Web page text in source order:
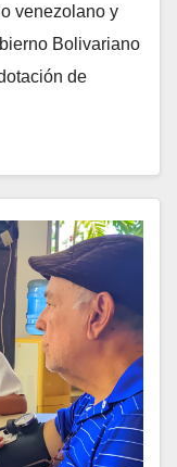
venezolano y
Bolivariano
de